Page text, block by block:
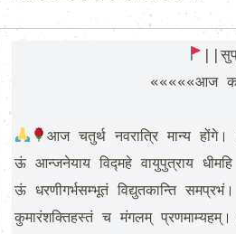
आज चतुर्थ नवरात्रि मान्य
ऊं आन्जनेयाय विद्महे वायुपुत्राय
ऊं धरणीगर्भसम्भूतं विद्युतकान्ति समप्रभं।
कुमारंशक्तिहस्तं च मंगलम्